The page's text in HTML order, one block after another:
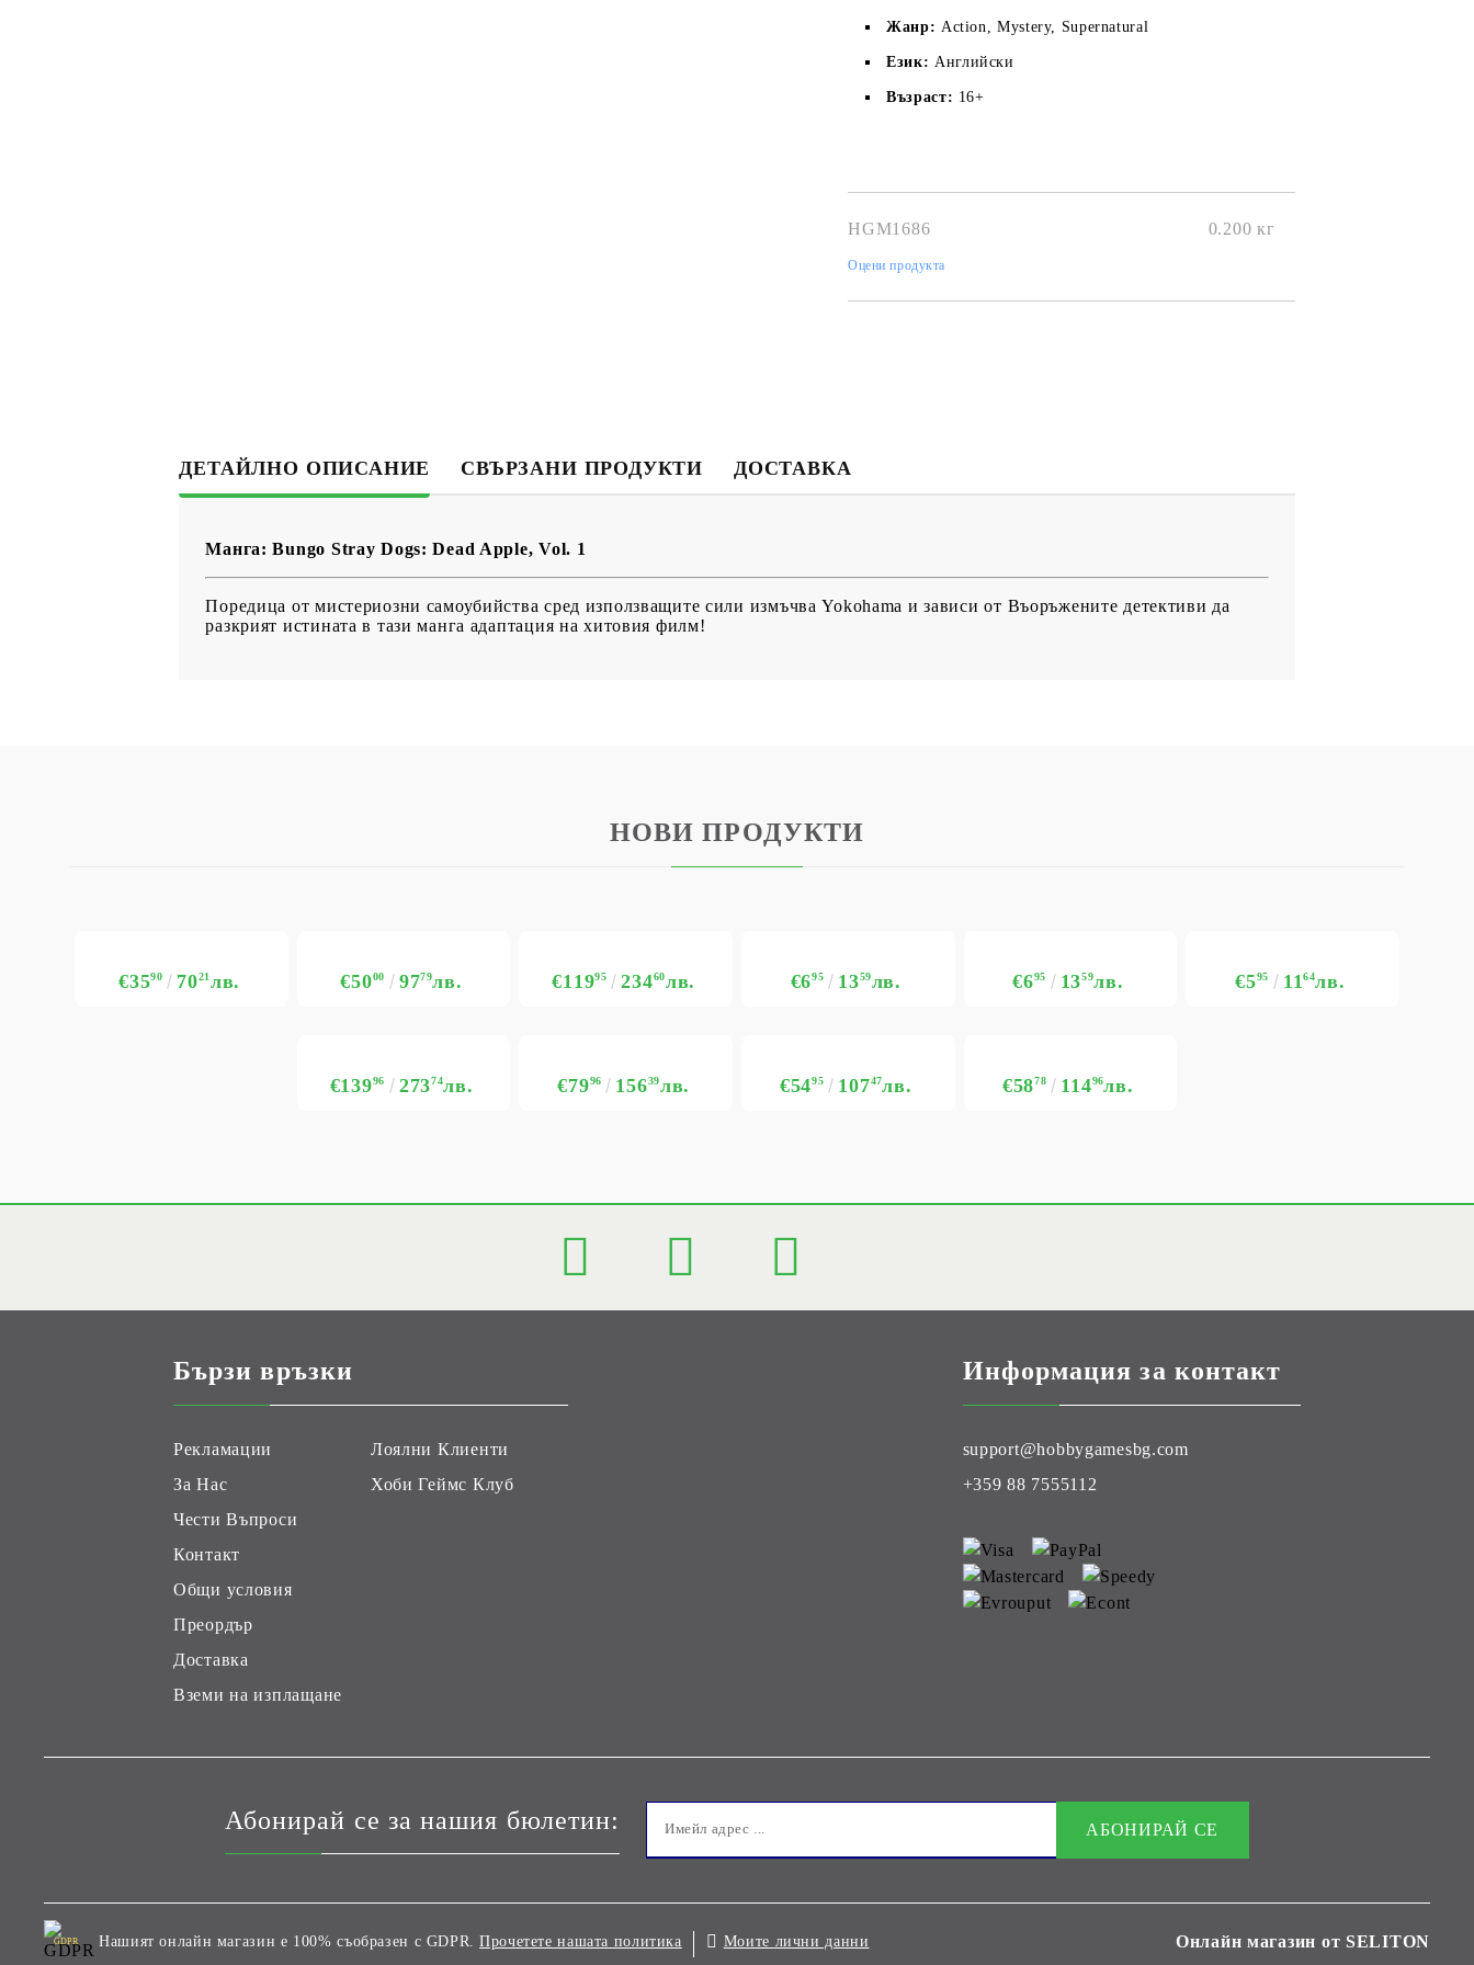
Жанр: Action, Mystery, Supernatural
Език: Английски
Възраст: 16+
HGM1686 0.200 кг
Оцени продукта
ДЕТАЙЛНО ОПИСАНИЕ СВЪРЗАНИ ПРОДУКТИ ДОСТАВКА
Манга: Bungo Stray Dogs: Dead Apple, Vol. 1
Поредица от мистериозни самоубийства сред използващите сили измъчва Yokohama и зависи от Въоръжените детективи да
разкрият истината в тази манга адаптация на хитовия филм!
НОВИ ПРОДУКТИ
€3590 7021лв. €5000 9779лв. €11995 23460лв. €695 1359лв. €695 1359лв. €595 1164лв.
€13996 27374лв. €7996 15639лв. €5495 10747лв. €5878 11496лв.
Бързи връзки
Рекламации
За Нас
Чести Въпроси
Контакт
Общи условия
Преордър
Доставка
Вземи на изплащане
Лоялни Клиенти
Хоби Геймс Клуб
Информация за контакт
support@hobbygamesbg.com
+359 88 7555112
Абонирай се за нашия бюлетин:
GDPR Нашият онлайн магазин е 100% съобразен с GDPR. Прочетете нашата политика Моите лични данни Онлайн магазин от SELITON